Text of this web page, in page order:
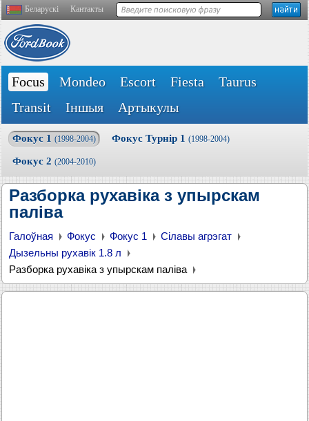
Беларускі Кантакты
Focus Mondeo Escort Fiesta
Taurus
Transit
Іншыя Артыкулы
Фокус 1 (1998-2004) Фокус Турнір 1 (1998-2004)
Фокус 2 (2004-2010)
Разборка рухавіка з упырскам
паліва
Галоўная Фокус Фокус 1
Сілавы агрэгат
Дызельны рухавік 1.8 л
Разборка рухавіка з упырскам паліва